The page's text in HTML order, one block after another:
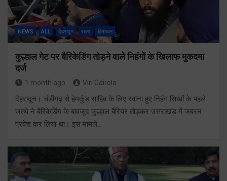
NEWS ALL देहरादून राज्य हिमाचल
कुल्हाल गेट पर बैरिकेडिंग तोड़ने वाले निहंगों के खिलाफ मुकदमा
दर्ज
1 month ago Viri Gairola
देहरादून। चंडीगढ़ से हेमकुंड साहिब के लिए रवाना हुए निहंग सिखों के पहले
जत्थे ने बैरिकेडिंग के बावजूद कुल्हाल बैरियर तोड़कर उत्तराखंड में जबरन
प्रवेश कर लिया था। इस मामले…